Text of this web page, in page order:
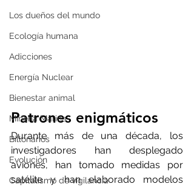
Los dueños del mundo
Ecología humana
Adicciones
Energía Nuclear
Bienestar animal
Minería Marina
Billonarios
Evolución
Capitalismo de vigilancia
Patrones enigmáticos
Durante más de una década, los
investigadores han desplegado
aviones, han tomado medidas por
satélite y han elaborado modelos